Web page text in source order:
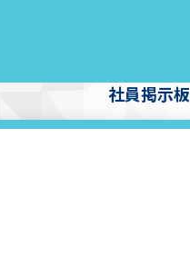
社員掲示板